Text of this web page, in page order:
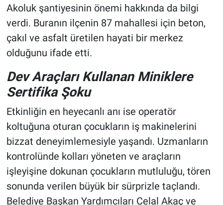
Akoluk şantiyesinin önemi hakkında da bilgi
verdi. Buranın ilçenin 87 mahallesi için beton,
çakıl ve asfalt üretilen hayati bir merkez
olduğunu ifade etti.
Dev Araçları Kullanan Miniklere
Sertifika Şoku
Etkinliğin en heyecanlı anı ise operatör
koltuğuna oturan çocukların iş makinelerini
bizzat deneyimlemesiyle yaşandı. Uzmanların
kontrolünde kolları yöneten ve araçların
işleyişine dokunan çocukların mutluluğu, tören
sonunda verilen büyük bir sürprizle taçlandı.
Belediye Başkan Yardımcıları Celal Akaç ve